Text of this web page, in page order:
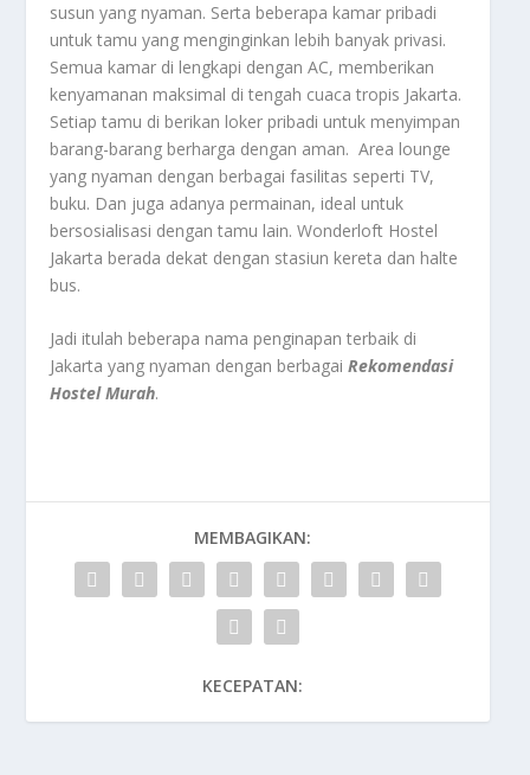
susun yang nyaman. Serta beberapa kamar pribadi
untuk tamu yang menginginkan lebih banyak privasi.
Semua kamar di lengkapi dengan AC, memberikan
kenyamanan maksimal di tengah cuaca tropis Jakarta.
Setiap tamu di berikan loker pribadi untuk menyimpan
barang-barang berharga dengan aman. Area lounge
yang nyaman dengan berbagai fasilitas seperti TV,
buku. Dan juga adanya permainan, ideal untuk
bersosialisasi dengan tamu lain. Wonderloft Hostel
Jakarta berada dekat dengan stasiun kereta dan halte
bus.
Jadi itulah beberapa nama penginapan terbaik di
Jakarta yang nyaman dengan berbagaiRekomendasi
Hostel Murah.
MEMBAGIKAN:
KECEPATAN: